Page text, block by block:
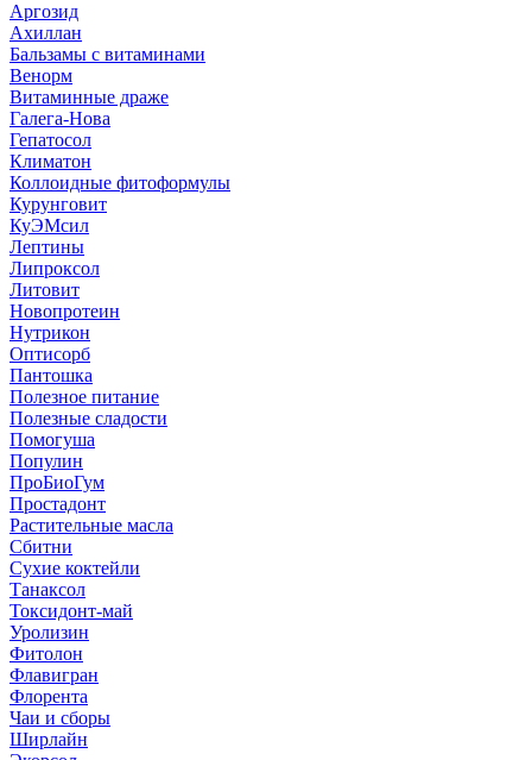
Аргозид
Ахиллан
Бальзамы с витаминами
Венорм
Витаминные драже
Галега-Нова
Гепатосол
Климатон
Коллоидные фитоформулы
Курунговит
КуЭМсил
Лептины
Липроксол
Литовит
Новопротеин
Нутрикон
Оптисорб
Пантошка
Полезное питание
Полезные сладости
Помогуша
Популин
ПроБиоГум
Простадонт
Растительные масла
Сбитни
Сухие коктейли
Танаксол
Токсидонт-май
Уролизин
Фитолон
Флавигран
Флорента
Чаи и сборы
Ширлайн